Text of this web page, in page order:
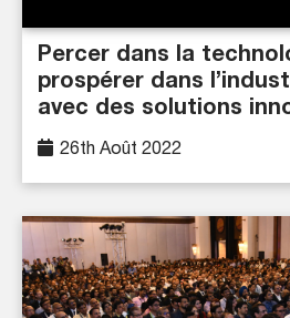
Percer dans la
prospérer dans
avec des solutions
26th Août 2022